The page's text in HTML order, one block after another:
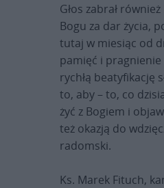
Głos zabrał również
Bogu za dar życia,
tutaj w miesiąc od
pamięć i
rychłą beatyfikację
to, aby – to, co
żyć z Bogiem i
też okazją do
radomski.
Ks. Marek Fituch,